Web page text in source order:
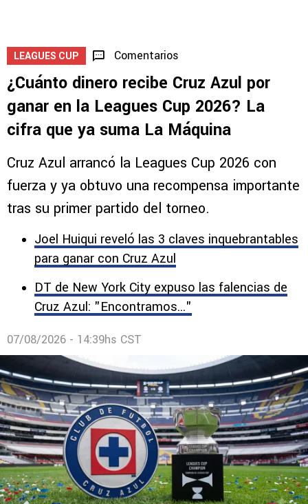
LEAGUES CUP Comentarios
¿Cuánto dinero recibe Cruz Azul por
ganar en la Leagues Cup 2026? La
cifra que ya suma La Máquina
Cruz Azul arrancó la Leagues Cup 2026 con
fuerza y ya obtuvo una recompensa importante
tras su primer partido del torneo.
Joel Huiqui reveló las 3 claves inquebrantables
para ganar con Cruz Azul
DT de New York City expuso las falencias de
Cruz Azul: "Encontramos..."
07/08/2026 - 14:39hs CST